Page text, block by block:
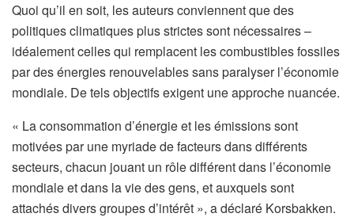
Quoi qu’il en soit, les auteurs conviennent que des
politiques climatiques plus strictes sont nécessaires –
idéalement celles qui remplacent les combustibles fossiles
par des énergies renouvelables sans paralyser l’économie
mondiale. De tels objectifs exigent une approche nuancée.
« La consommation d’énergie et les émissions sont
motivées par une myriade de facteurs dans différents
secteurs, chacun jouant un rôle différent dans l’économie
mondiale et dans la vie des gens, et auxquels sont
attachés divers groupes d’intérêt », a déclaré Korsbakken.